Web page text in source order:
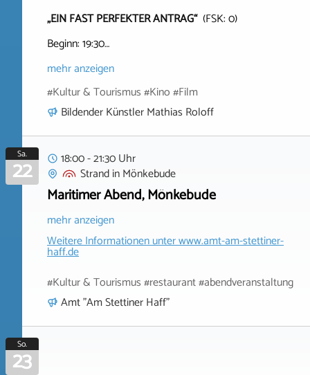
„EIN FAST PERFEKTER ANTRAG“ (FSK: 0)
Beginn: 19:30…
mehr anzeigen
#Kultur & Tourismus #Kino #Film
Bildender Künstler Mathias Roloff
Sa.
22
18:00 - 21:30 Uhr
StrandinMönkebude
Maritimer Abend, Mönkebude
mehr anzeigen
Weitere Informationen unterwww.amt-am-stettiner-
haff.de
#Kultur & Tourismus #restaurant #abendveranstaltung
Amt "Am Stettiner Haff"
So.
23